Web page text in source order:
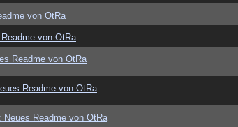
von OtRa
von OtRa
Readme von OtRa
Readme von OtRa
Neues Readme von OtRa